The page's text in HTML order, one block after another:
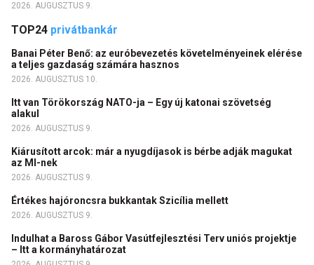
2026. AUGUSZTUS 9.
TOP24 privátbankár
Banai Péter Benő: az euróbevezetés követelményeinek elérése
a teljes gazdaság számára hasznos
2026. AUGUSZTUS 10.
Itt van Törökország NATO-ja – Egy új katonai szövetség
alakul
2026. AUGUSZTUS 9.
Kiárusított arcok: már a nyugdíjasok is bérbe adják magukat
az MI-nek
2026. AUGUSZTUS 9.
Értékes hajóroncsra bukkantak Szicília mellett
2026. AUGUSZTUS 9.
Indulhat a Baross Gábor Vasútfejlesztési Terv uniós projektje
– Itt a kormányhatározat